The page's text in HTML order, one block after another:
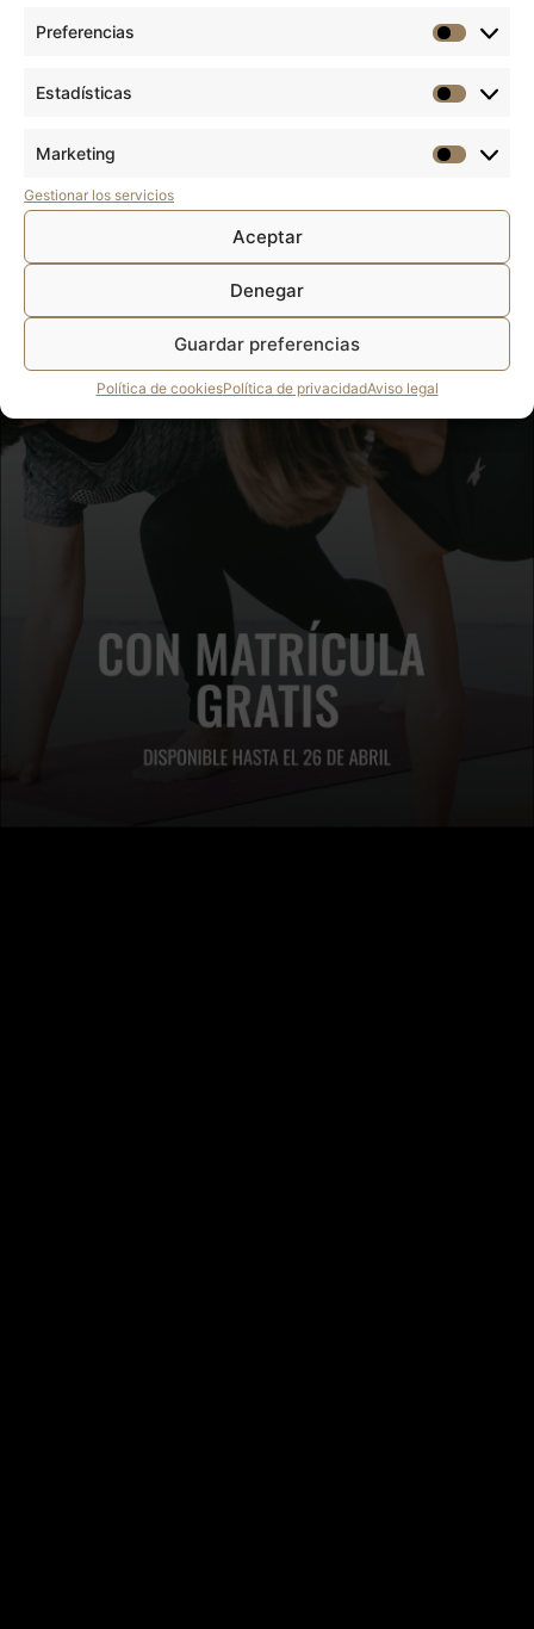
Preferencias
Estadísticas
Marketing
Gestionar los servicios
Aceptar
Denegar
Guardar preferencias
Política de cookiesPolítica de privacidadAviso legal